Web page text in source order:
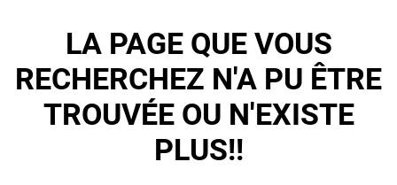
LA PAGE QUE VOUS
RECHERCHEZ N'A PU ÊTRE
TROUVÉE OU N'EXISTE
PLUS!!